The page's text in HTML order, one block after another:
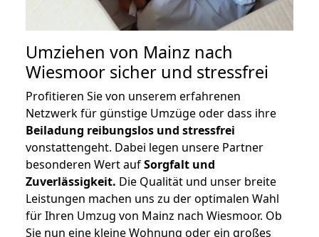
Umziehen von Mainz nach
Wiesmoor sicher und stressfrei
Profitieren Sie von unserem erfahrenen
Netzwerk für günstige Umzüge oder dass ihre
Beiladung reibungslos und stressfrei
vonstattengeht. Dabei legen unsere Partner
besonderen Wert aufSorgfalt und
Zuverlässigkeit. Die Qualität und unser breite
Leistungen machen uns zu der optimalen Wahl
für Ihren Umzug von Mainz nach Wiesmoor. Ob
Sie nun eine kleine Wohnung oder ein großes